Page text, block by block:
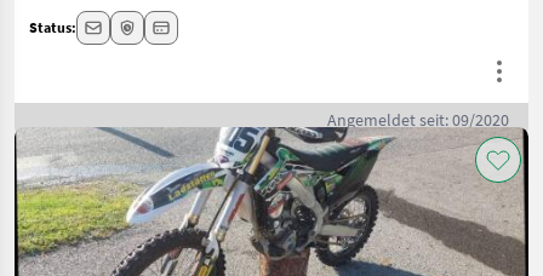
Status:
Angemeldet seit: 09/2020